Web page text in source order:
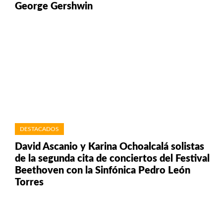
George Gershwin
DESTACADOS
David Ascanio y Karina Ochoalcalá solistas
de la segunda cita de conciertos del Festival
Beethoven con la Sinfónica Pedro León
Torres